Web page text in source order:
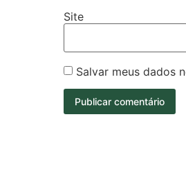
Site
Salvar meus dados